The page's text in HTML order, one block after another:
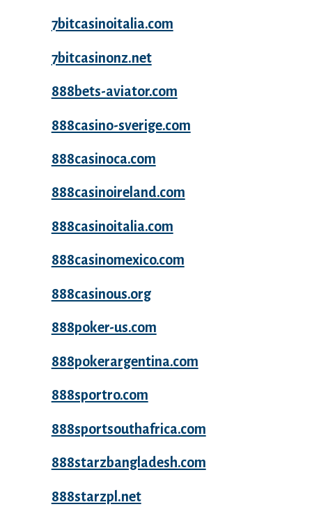
7bitcasinoitalia.com
7bitcasinonz.net
888bets-aviator.com
888casino-sverige.com
888casinoca.com
888casinoireland.com
888casinoitalia.com
888casinomexico.com
888casinous.org
888poker-us.com
888pokerargentina.com
888sportro.com
888sportsouthafrica.com
888starzbangladesh.com
888starzpl.net